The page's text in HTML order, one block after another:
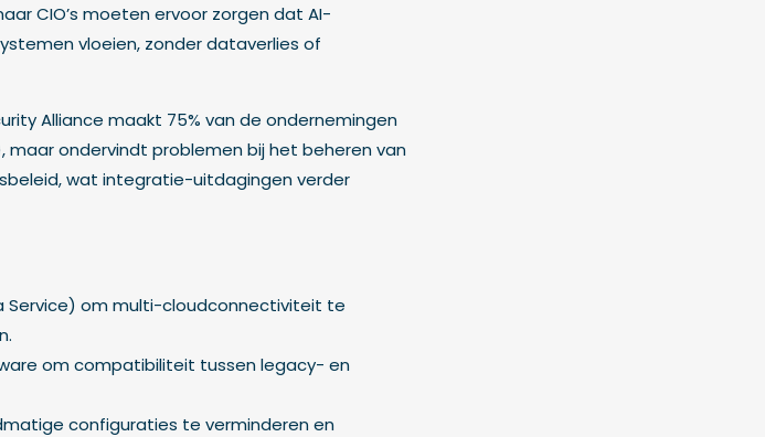
CIO’s moeten ervoor zorgen dat AI-
vloeien, zonder dataverlies of
Alliance maakt 75% van de ondernemingen
maar ondervindt problemen bij het beheren van
wat integratie-uitdagingen verder
Service) om multi-cloudconnectiviteit te
om compatibiliteit tussen legacy- en
configuraties te verminderen en